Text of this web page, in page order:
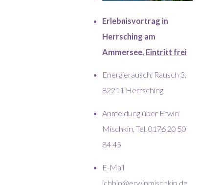
Erlebnisvortrag in
Herrsching am
Ammersee, Eintritt frei
Energierausch, Rausch 3,
82211 Herrsching
Anmeldung über Erwin
Mischkin, Tel. 0176 20 50
84 45
E-Mail
ichbin@erwinmischkin.de